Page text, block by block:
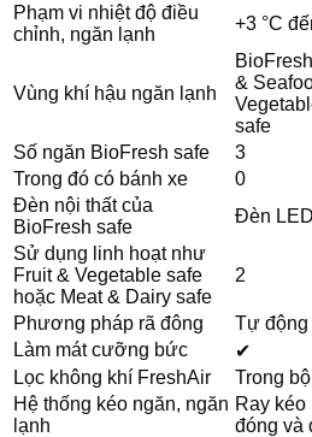
Phạm vi nhiệt độ điều
chỉnh, ngăn lạnh
+3 °C
Vùng khí hậu ngăn lạnh
&
safe
Số ngăn BioFresh safe
3
Trong đó có bánh xe
0
Đèn nội thất của
BioFresh safe
Đèn LED
Sử dụng linh hoạt như
Fruit & Vegetable safe
hoặc Meat & Dairy safe
2
Phương pháp rã đông
Tự động
Làm mát cưỡng bức
✔
Lọc không khí FreshAir
Trong
Hệ thống kéo ngăn, ngăn
lạnh
Ray
đóng và